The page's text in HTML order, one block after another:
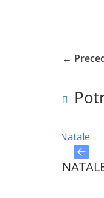
←
NATALE: Dio